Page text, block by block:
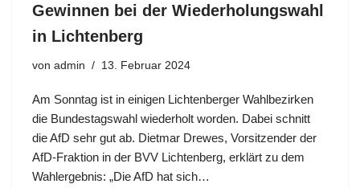
Gewinnen bei der Wiederholungswahl
in Lichtenberg
von admin 13. Februar 2024
Am Sonntag ist in einigen Lichtenberger Wahlbezirken
die Bundestagswahl wiederholt worden. Dabei schnitt
die AfD sehr gut ab. Dietmar Drewes, Vorsitzender der
AfD-Fraktion in der BVV Lichtenberg, erklärt zu dem
Wahlergebnis: „Die AfD hat sich…